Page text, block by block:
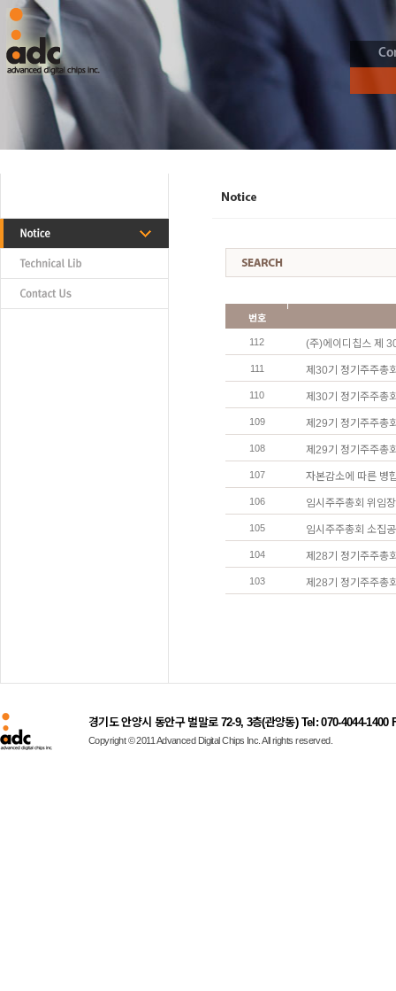
번호
112 (주)에이디칩스 제
111 제30기 정기주주총
110 제30기 정기주주총
109 제29기 정기주주총
108 제29기 정기주주총
107 자본감소에 따른 병
106 임시주주총회 위임장
105 임시주주총회 소집
104 제28기 정기주주총
103 제28기 정기주주총
경기도 안양시 동안구 벌말로 72-9, 3층(관양동) Tel: 070-4044-1400
Copyright © 2011 Advanced Digital Chips Inc. All rights reserved.